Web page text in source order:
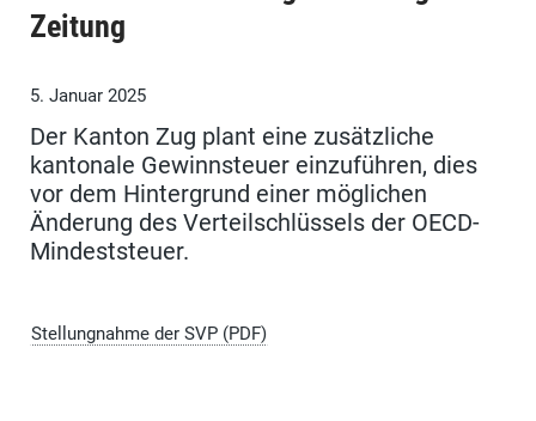
Zeitung
5. Januar 2025
Der Kanton Zug plant eine zusätzliche
kantonale Gewinnsteuer einzuführen, dies
vor dem Hintergrund einer möglichen
Änderung des Verteilschlüssels der OECD-
Mindeststeuer.
Stellungnahme der SVP (PDF)